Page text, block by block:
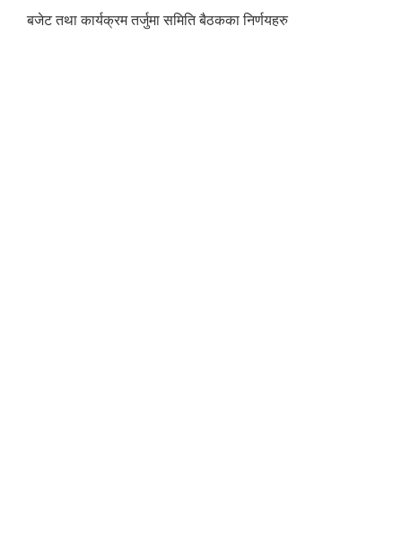
बजेट तथा कार्यक्रम तर्जुमा समिति बैठकका निर्णयहरु